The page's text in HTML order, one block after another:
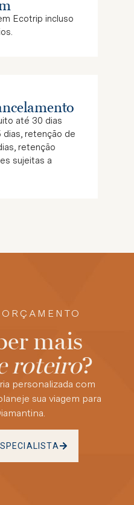
Ecotrip incluso
até 30 dias
dias, retenção de
retenção
sujeitas a
mais
roteiro?
personalizada com
sua viagem para